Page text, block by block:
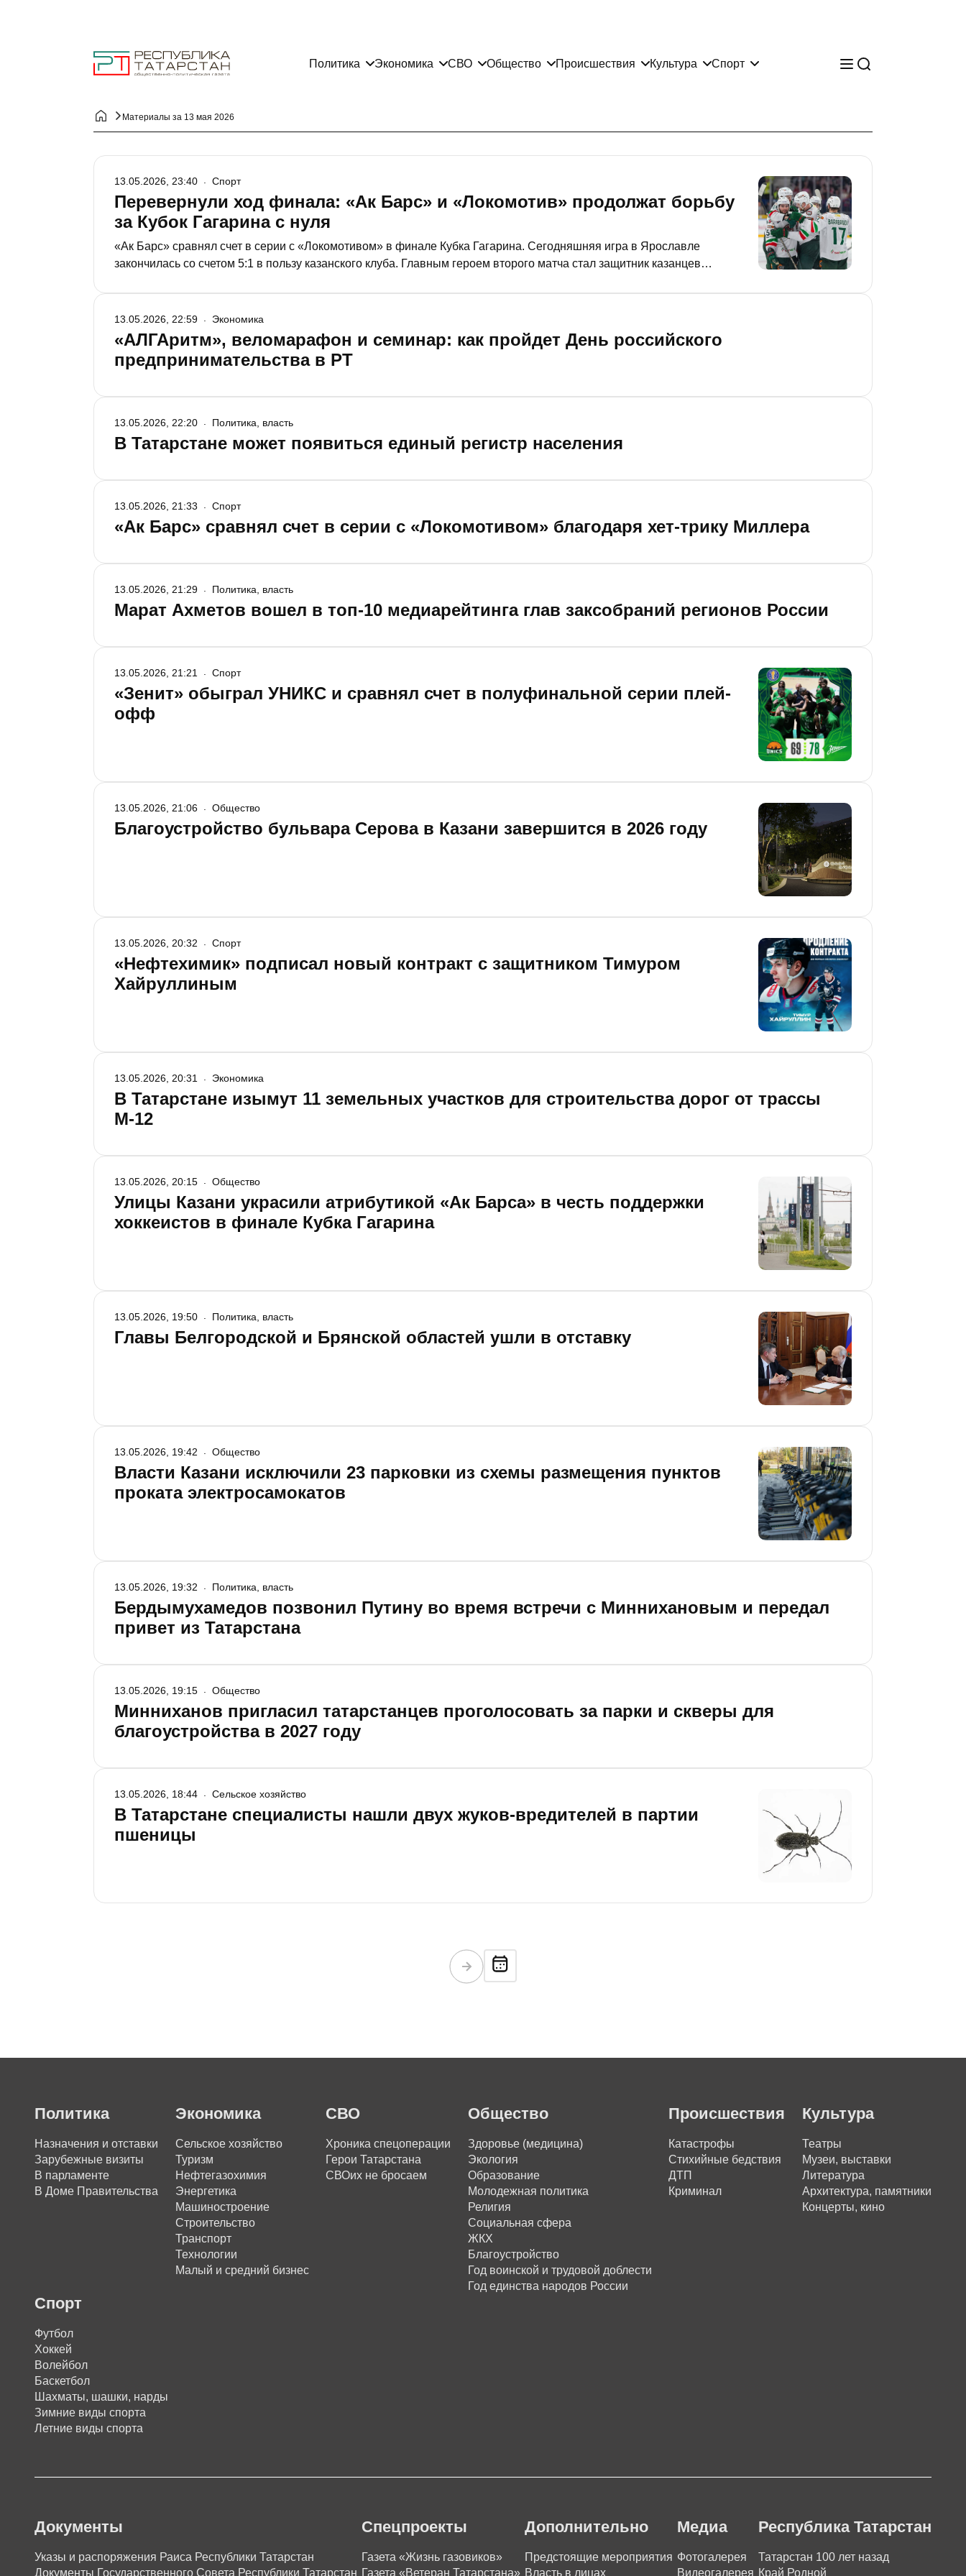
Политика Экономика СВО Общество Происшествия Культура Спорт
Материалы за 13 мая 2026
Перевернули ход финала: «Ак Барс» и «Локомотив» продолжат борьбу
за Кубок Гагарина с нуля
«Ак Барс» сравнял счет в серии с «Локомотивом» в финале Кубка Гагарина. Сегодняшняя игра в Ярославле
закончилась со счетом 5:1 в пользу казанского клуба. Главным героем второго матча стал защитник казанцев
13.05.2026, 23:40 Спорт
«АЛГАритм», веломарафон и семинар: как пройдет День российского
предпринимательства в РТ
13.05.2026, 22:59 Экономика
В Татарстане может появиться единый регистр населения
13.05.2026, 22:20 Политика, власть
«Ак Барс» сравнял счет в серии с «Локомотивом» благодаря хет-трику Миллера
13.05.2026, 21:33 Спорт
Марат Ахметов вошел в топ-10 медиарейтинга глав заксобраний регионов России
13.05.2026, 21:29 Политика, власть
«Зенит» обыграл УНИКС и сравнял счет в полуфинальной серии плей-
офф
13.05.2026, 21:21 Спорт
Благоустройство бульвара Серова в Казани завершится в 2026 году
13.05.2026, 21:06 Общество
«Нефтехимик» подписал новый контракт с защитником Тимуром
Хайруллиным
13.05.2026, 20:32 Спорт
В Татарстане изымут 11 земельных участков для строительства дорог от трассы
М-12
13.05.2026, 20:31 Экономика
Улицы Казани украсили атрибутикой «Ак Барса» в честь поддержки
хоккеистов в финале Кубка Гагарина
13.05.2026, 20:15 Общество
Главы Белгородской и Брянской областей ушли в отставку
13.05.2026, 19:50 Политика, власть
Власти Казани исключили 23 парковки из схемы размещения пунктов
проката электросамокатов
13.05.2026, 19:42 Общество
Бердымухамедов позвонил Путину во время встречи с Миннихановым и передал
привет из Татарстана
13.05.2026, 19:32 Политика, власть
Минниханов пригласил татарстанцев проголосовать за парки и скверы для
благоустройства в 2027 году
13.05.2026, 19:15 Общество
В Татарстане специалисты нашли двух жуков-вредителей в партии
пшеницы
13.05.2026, 18:44 Сельское хозяйство
Политика
Назначения и отставки
Зарубежные визиты
В парламенте
В Доме Правительства
Экономика
Сельское хозяйство
Туризм
Нефтегазохимия
Энергетика
Машиностроение
Строительство
Транспорт
Технологии
Малый и средний бизнес
СВО
Хроника спецоперации
Герои Татарстана
СВОих не бросаем
Общество
Здоровье (медицина)
Экология
Образование
Молодежная политика
Религия
Социальная сфера
ЖКХ
Благоустройство
Год воинской и трудовой доблести
Год единства народов России
Происшествия
Катастрофы
Стихийные бедствия
ДТП
Криминал
Культура
Театры
Музеи, выставки
Литература
Архитектура, памятники
Концерты, кино
Спорт
Футбол
Хоккей
Волейбол
Баскетбол
Шахматы, шашки, нарды
Зимние виды спорта
Летние виды спорта
Документы
Указы и распоряжения Раиса Республики Татарстан
Документы Государственного Совета Республики Татарстан
Спецпроекты
Газета «Жизнь газовиков»
Газета «Ветеран Татарстана»
Дополнительно
Предстоящие мероприятия
Власть в лицах
Медиа
Фотогалерея
Видеогалерея
Республика Татарстан
Татарстан 100 лет назад
Край Родной